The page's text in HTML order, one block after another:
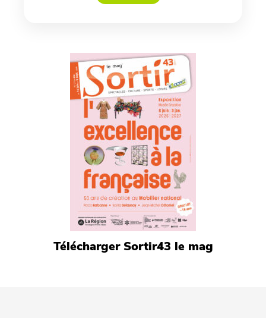
Télécharger Sortir43 le mag